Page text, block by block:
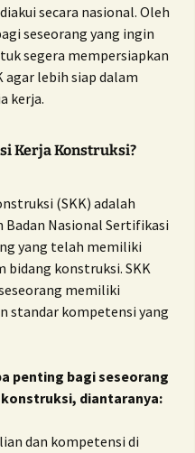
secara nasional. Oleh
seseorang yang ingin
segera mempersiapkan
lebih siap dalam
kerja.
Kerja Konstruksi?
(SKK) adalah
Nasional Sertifikasi
yang telah memiliki
bidang konstruksi. SKK
memiliki
standar kompetensi yang
penting bagi seseorang
diantaranya:
dan kompetensi di